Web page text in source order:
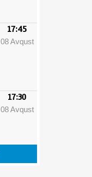
17:45
08 Avqust
17:30
08 Avqust